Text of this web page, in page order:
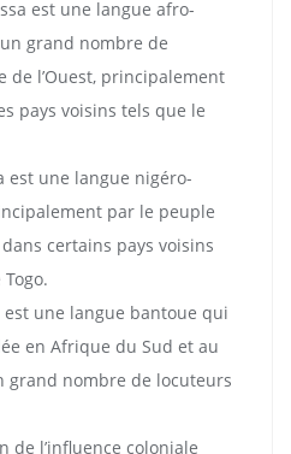
est une langue afro-
grand nombre de
de l’Ouest, principalement
pays voisins tels que le
est une langue nigéro-
par le peuple
certains pays voisins
est une langue bantoue qui
en Afrique du Sud et au
grand nombre de locuteurs
de l’influence coloniale